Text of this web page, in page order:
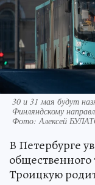
30 и 31 мая будут
Финляндскому
Фото: Алексей
В Петербурге
Троицкую